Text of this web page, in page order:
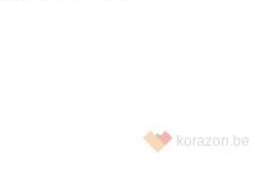
korazon.be